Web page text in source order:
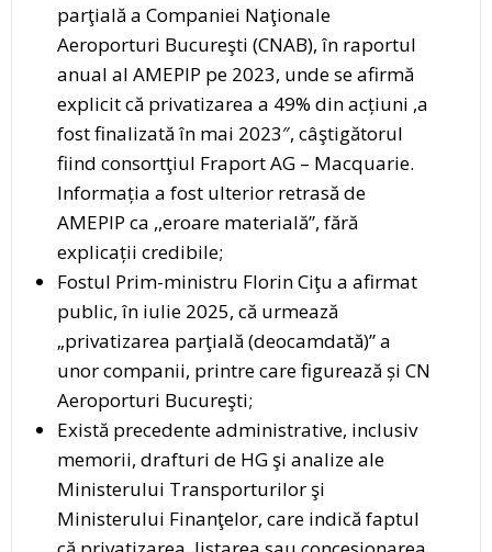
parţială a Companiei Naţionale
Aeroporturi Bucureşti (CNAB), în raportul
anual al AMEPIP pe 2023, unde se afirmă
explicit că privatizarea a 49% din acțiuni ,a
fost finalizată în mai 2023″, câştigătorul
fiind consortţiul Fraport AG – Macquarie.
Informația a fost ulterior retrasă de
AMEPIP ca ,,eroare materială”, fără
explicații credibile;
Fostul Prim-ministru Florin Ciţu a afirmat
public, în iulie 2025, că urmează
„privatizarea parţială (deocamdată)” a
unor companii, printre care figurează și CN
Aeroporturi Bucureşti;
Există precedente administrative, inclusiv
memorii, drafturi de HG şi analize ale
Ministerului Transporturilor şi
Ministerului Finanţelor, care indică faptul